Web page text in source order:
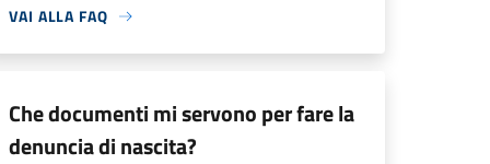
VAI ALLA FAQ
Che documenti mi servono per fare la
denuncia di nascita?